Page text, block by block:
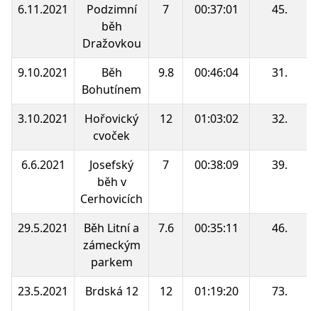
6.11.2021
Podzimní
běh
Dražovkou
7 00:37:01 45.
9.10.2021
Běh
Bohutínem
9.8 00:46:04 31.
3.10.2021
Hořovický
cvoček
12 01:03:02 32.
6.6.2021
Josefský
běh v
Cerhovicích
7 00:38:09 39.
29.5.2021
Běh Litní a
zámeckým
parkem
7.6 00:35:11 46.
23.5.2021 Brdská 12 12 01:19:20 73.